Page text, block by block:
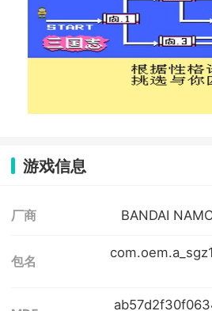
游戏信息
厂商 BANDAI
包名